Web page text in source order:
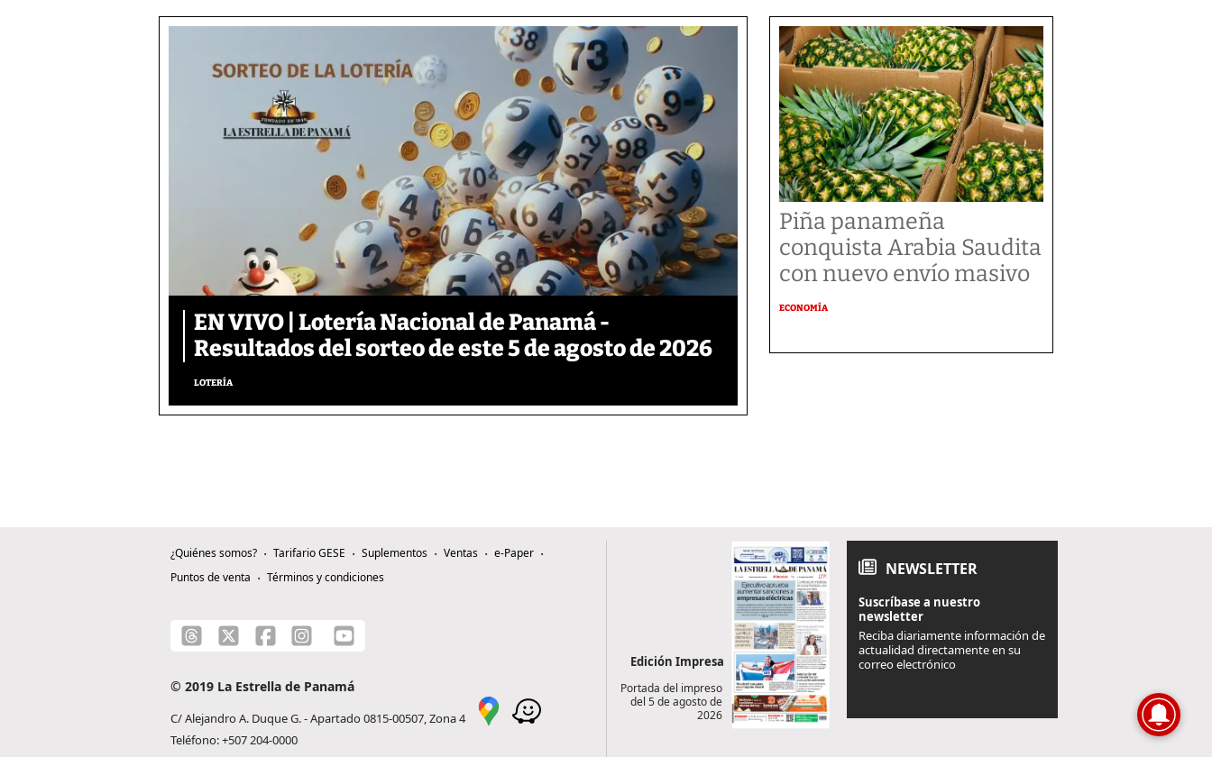
EN VIVO | Lotería Nacional de Panamá -
Resultados del sorteo de este 5 de agosto de 2026
LOTERÍA
Piña panameña
conquista Arabia Saudita
con nuevo envío masivo
ECONOMÍA
¿Quiénes somos? Tarifario GESE Suplementos Ventas
e-Paper
Puntos de venta
Términos y condiciones
© 2019 La Estrella de Panamá
C/ Alejandro A. Duque G. - Apartado 0815-00507, Zona 4
Teléfono: +507 204-0000
Edición Impresa
Portada del impreso
del 5 de agosto de
2026
NEWSLETTER
Suscríbase a nuestro
newsletter
Reciba diariamente información de
actualidad directamente en su
correo electrónico